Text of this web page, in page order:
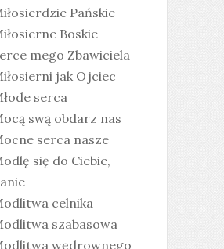
Pańskie
Boskie
mego Zbawiciela
jak Ojciec
serca
swą obdarz nas
serca nasze
się do Ciebie,
celnika
szabasowa
wędrownego